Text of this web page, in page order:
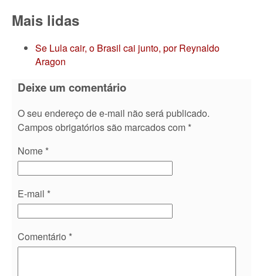
Mais lidas
Se Lula cair, o Brasil cai junto, por Reynaldo
Aragon
Deixe um comentário
O seu endereço de e-mail não será publicado.
Campos obrigatórios são marcados com *
Nome *
E-mail *
Comentário *